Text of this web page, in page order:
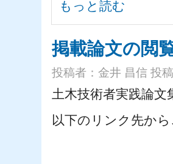
土木学会論文集 土木技術者実践
もっと読む
掲載論文の閲
投稿者： 金井 昌信 投
土木技術者実践論
以下のリンク先か